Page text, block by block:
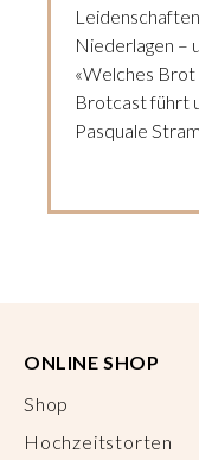
Niederlagen –
«Welches Brot
Brotcast führt
Pasquale
ONLINE SHOP
Shop
Hochzeitstorten